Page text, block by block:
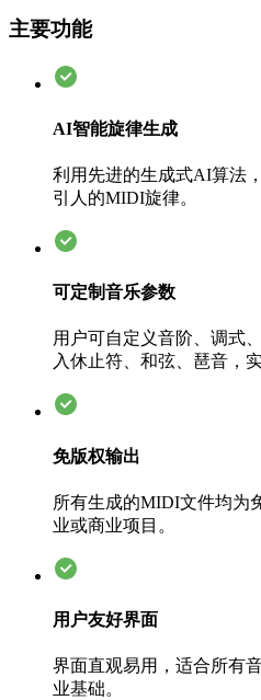
主要功能
AI智能旋律生成
利用先进的生成式AI算法
引人的MIDI旋律。
可定制音乐参数
用户可自定义音阶、调式
入休止符、和弦、琶音，
免版权输出
所有生成的MIDI文件均为
业或商业项目。
用户友好界面
界面直观易用，适合所有
业基础。